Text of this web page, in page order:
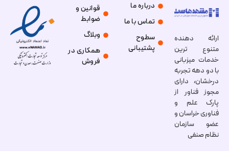
ارائه دهنده
متنوع ترین
خدمات میزبانی
با دو دهه تجربه
درخشان، دارای
مجوز فناور از
پارک علم و
فناوری خراسان و
عضو سازمان
نظام صنفی
درباره ما
تماس با ما
سطوح
پشتیبانی
قوانین و
ضوابط
وبلاگ
همکاری در
فروش